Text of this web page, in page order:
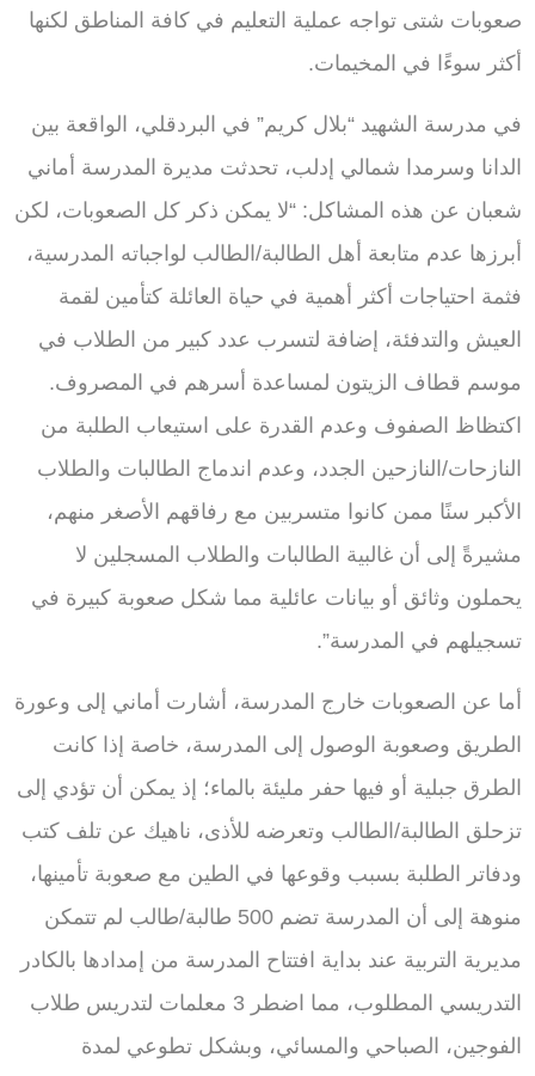
صعوبات شتى تواجه عملية التعليم في كافة المناطق لكنها
أكثر سوءًا في المخيمات.
في مدرسة الشهيد “بلال كريم” في البردقلي، الواقعة بين
الدانا وسرمدا شمالي إدلب، تحدثت مديرة المدرسة أماني
شعبان عن هذه المشاكل: “لا يمكن ذكر كل الصعوبات، لكن
أبرزها عدم متابعة أهل الطالبة/الطالب لواجباته المدرسية،
فثمة احتياجات أكثر أهمية في حياة العائلة كتأمين لقمة
العيش والتدفئة، إضافة لتسرب عدد كبير من الطلاب في
موسم قطاف الزيتون لمساعدة أسرهم في المصروف.
اكتظاظ الصفوف وعدم القدرة على استيعاب الطلبة من
النازحات/النازحين الجدد، وعدم اندماج الطالبات والطلاب
الأكبر سنًا ممن كانوا متسربين مع رفاقهم الأصغر منهم،
مشيرةً إلى أن غالبية الطالبات والطلاب المسجلين لا
يحملون وثائق أو بيانات عائلية مما شكل صعوبة كبيرة في
تسجيلهم في المدرسة”.
أما عن الصعوبات خارج المدرسة، أشارت أماني إلى وعورة
الطريق وصعوبة الوصول إلى المدرسة، خاصة إذا كانت
الطرق جبلية أو فيها حفر مليئة بالماء؛ إذ يمكن أن تؤدي إلى
تزحلق الطالبة/الطالب وتعرضه للأذى، ناهيك عن تلف كتب
ودفاتر الطلبة بسبب وقوعها في الطين مع صعوبة تأمينها،
منوهة إلى أن المدرسة تضم 500 طالبة/طالب لم تتمكن
مديرية التربية عند بداية افتتاح المدرسة من إمدادها بالكادر
التدريسي المطلوب، مما اضطر 3 معلمات لتدريس طلاب
الفوجين، الصباحي والمسائي، وبشكل تطوعي لمدة